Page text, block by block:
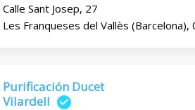
Calle Sant Josep, 27
Les Franqueses del Vallès (Barcelona),
Purificación Ducet
Vilardell